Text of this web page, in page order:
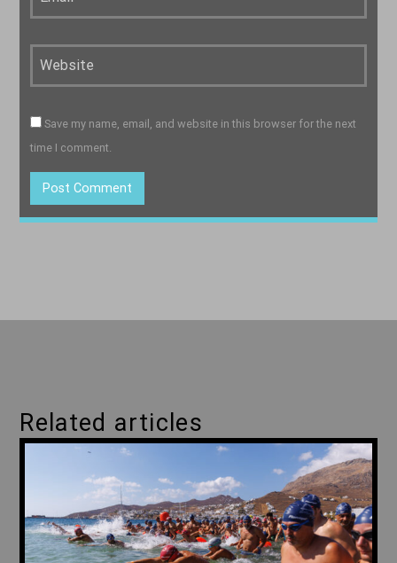
Save my name, email, and website in this browser for the next
time I comment.
Related articles